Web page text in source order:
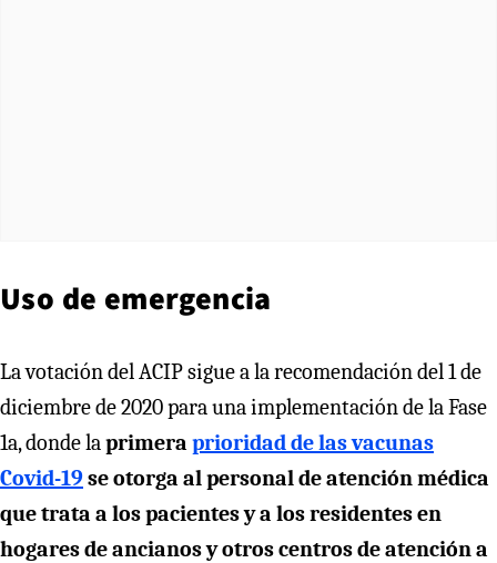
Uso de emergencia
La votación del ACIP sigue a la recomendación del 1 de
diciembre de 2020 para una implementación de la Fase
1a, donde la primera prioridad de las vacunas
Covid-19se otorga al personal de atención médica
que trata a los pacientes y a los residentes en
hogares de ancianos y otros centros de atención a